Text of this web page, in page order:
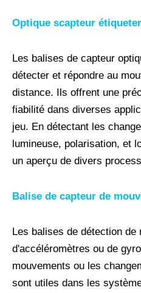
Optique scapteur étiqueter
Les balises de capteur
détecter et répondre au
distance. Ils offrent une
fiabilité dans diverses
jeu. En détectant les
lumineuse, polarisation, et
un aperçu de divers
Balise de capteur de
Les balises de détection de
d'accéléromètres ou de
mouvements ou les
sont utiles dans les